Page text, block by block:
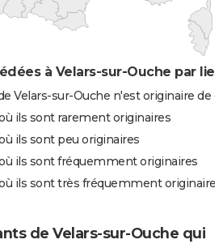
à Velars-sur-Ouche par
Velars-sur-Ouche n'est originaire de
ils sont rarement originaires
ils sont peu originaires
ils sont fréquemment originaires
ils sont très fréquemment originaires
de Velars-sur-Ouche qui